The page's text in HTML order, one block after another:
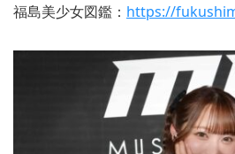
福島美少女図鑑： https://